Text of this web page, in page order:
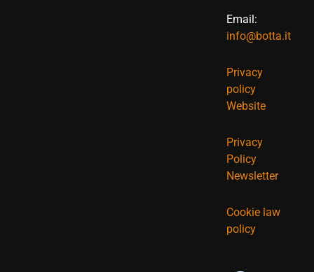
Email:
info@botta.it
Privacy
policy
Website
Privacy
Policy
Newsletter
Cookie law
policy